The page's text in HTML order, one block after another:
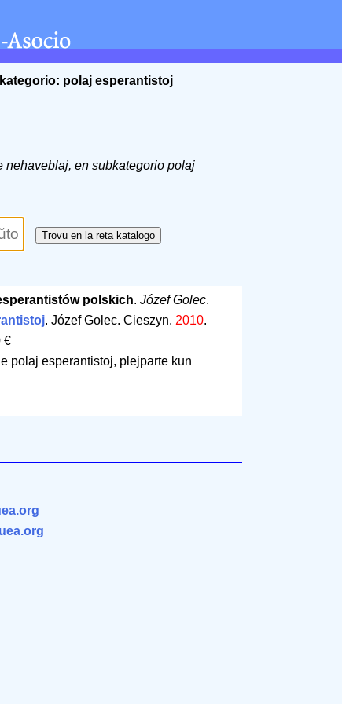
polaj esperantistoj
nehaveblaj, en subkategorio polaj
polskich. Józef Golec.
. Józef Golec. Cieszyn. 2010.
€
polaj esperantistoj, plejparte kun